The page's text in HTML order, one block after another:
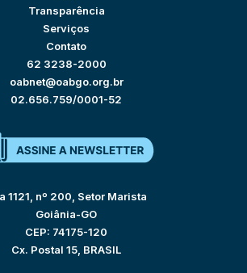
Transparência
Serviços
Contato
62 3238-2000
oabnet@oabgo.org.br
02.656.759/0001-52
1121, nº 200, Setor Marista
Goiânia-GO
CEP: 74175-120
Cx. Postal 15, BRASIL